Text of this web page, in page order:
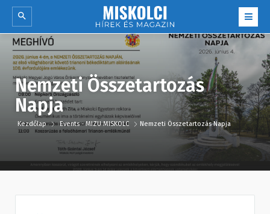
Nemzeti Összetartozás
Napja
Kezdőlap Events - MIZU MISKOLC Nemzeti Összetartozás Napja